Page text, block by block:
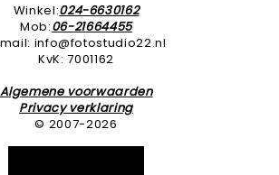
Winkel:024-6630162
Mob:06-21664455
info@fotostudio22.nl
KvK: 7001162
Algemene voorwaarden
Privacy verklaring
© 2007-2026